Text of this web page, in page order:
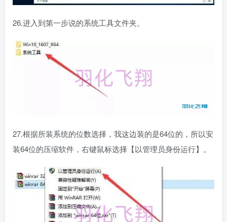
26.进入到第一步说的系统工具文件夹。
27.根据所装系统的位数选择，我这边装的是64位的，所以安
装64位的压缩软件，右键鼠标选择【以管理员身份运行】。